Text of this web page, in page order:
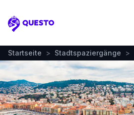
Questo
Startseite > Stadtspaziergänge >